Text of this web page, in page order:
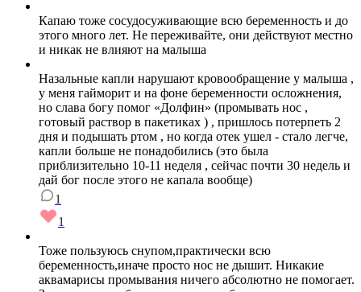
Капаю тоже сосудосуживающие всю беременность и до
этого много лет. Не переживайте, они действуют местно
и никак не влияют на малыша
Назальные капли нарушают кровообращение у малыша ,
у меня гайморит и на фоне беременности осложнения,
но слава богу помог «Долфин» (промывать нос ,
готовый раствор в пакетиках ) , пришлось потерпеть 2
дня и подышать ртом , но когда отек ушел - стало легче,
капли больше не понадобились (это была
приблизительно 10-11 неделя , сейчас почти 30 недель и
дай бог после этого не капала вообще)
1
1
Тоже пользуюсь снупом,практически всю
беременность,иначе просто нос не дышит. Никакие
аквамарисы промывания ничего абсолютно не помогает.